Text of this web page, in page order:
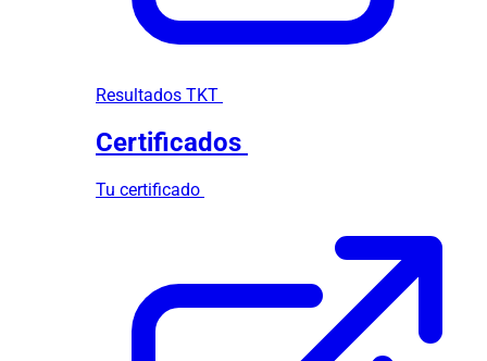
Resultados TKT
Certificados
Tu certificado